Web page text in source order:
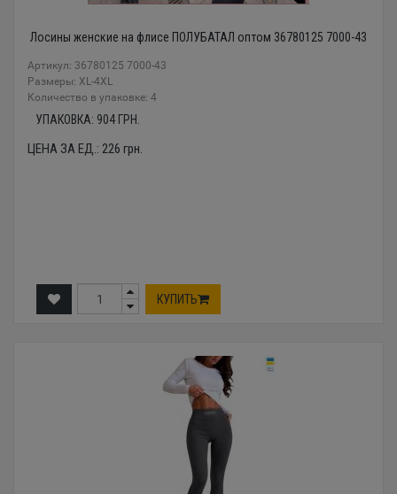
Лосины женские на флисе ПОЛУБАТАЛ оптом 36780125 7000-43
Артикул: 36780125 7000-43
Размеры: XL-4XL
Количество в упаковке: 4
УПАКОВКА: 904 ГРН.
ЦЕНА ЗА ЕД.: 226 грн.
КУПИТЬ